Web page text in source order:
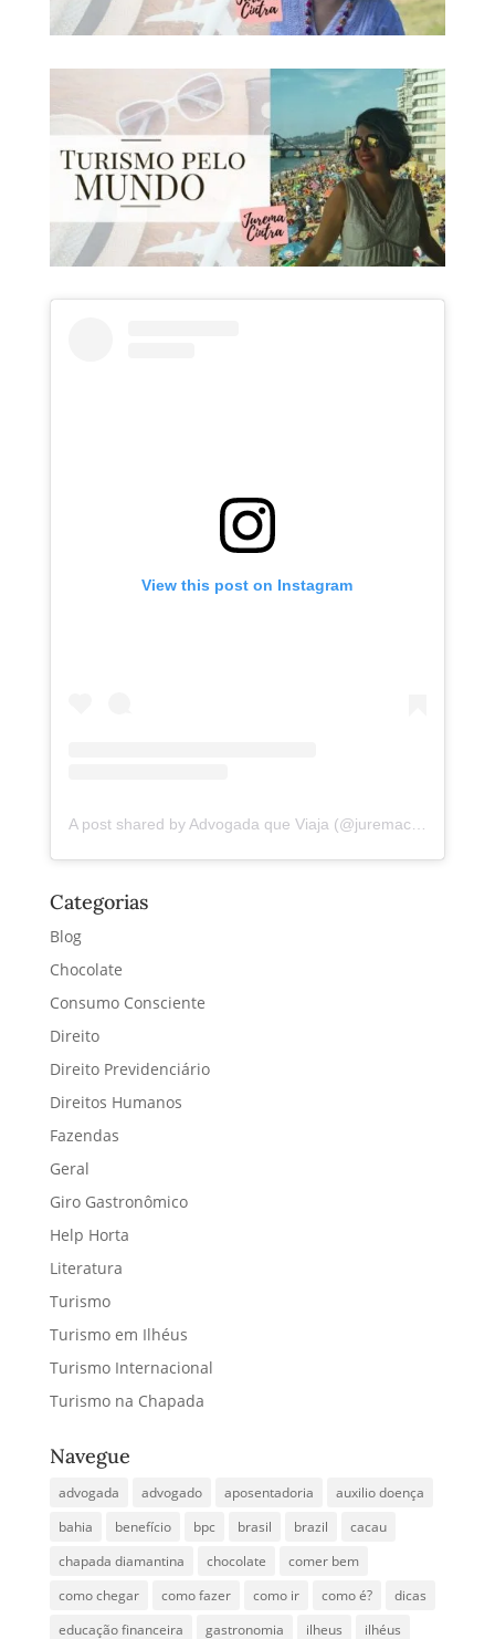
View this post on Instagram
A post shared by Advogada que Viaja (@juremacintra)
Categorias
Blog
Chocolate
Consumo Consciente
Direito
Direito Previdenciário
Direitos Humanos
Fazendas
Geral
Giro Gastronômico
Help Horta
Literatura
Turismo
Turismo em Ilhéus
Turismo Internacional
Turismo na Chapada
Navegue
advogada advogado aposentadoria
auxilio doença
bahia
benefício bpc brasil brazil
cacau
chapada diamantina
chocolate
comer bem
como chegar
como fazer como ir como é?
dicas
educação financeira
gastronomia ilheus ilhéus